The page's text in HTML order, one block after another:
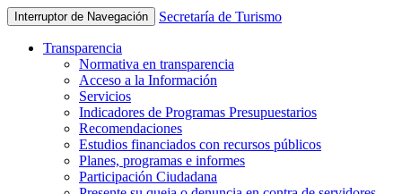
Interruptor de Navegación Secretaría de Turismo
Transparencia
Normativa en transparencia
Acceso a la Información
Servicios
Indicadores de Programas Presupuestarios
Recomendaciones
Estudios financiados con recursos públicos
Planes, programas e informes
Participación Ciudadana